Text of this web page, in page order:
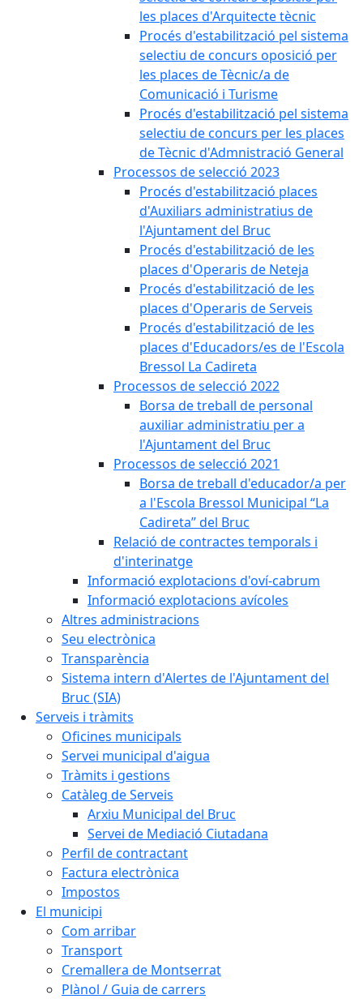
les places d'Arquitecte tècnic
Procés d'estabilització pel sistema
selectiu de concurs oposició per
les places de Tècnic/a de
Comunicació i Turisme
Procés d'estabilització pel sistema
selectiu de concurs per les places
de Tècnic d'Admnistració General
Processos de selecció 2023
Procés d'estabilització places
d'Auxiliars administratius de
l'Ajuntament del Bruc
Procés d'estabilització de les
places d'Operaris de Neteja
Procés d'estabilització de les
places d'Operaris de Serveis
Procés d'estabilització de les
places d'Educadors/es de l'Escola
Bressol La Cadireta
Processos de selecció 2022
Borsa de treball de personal
auxiliar administratiu per a
l'Ajuntament del Bruc
Processos de selecció 2021
Borsa de treball d'educador/a per
a l'Escola Bressol Municipal “La
Cadireta” del Bruc
Relació de contractes temporals i
d'interinatge
Informació explotacions d'oví-cabrum
Informació explotacions avícoles
Altres administracions
Seu electrònica
Transparència
Sistema intern d'Alertes de l'Ajuntament del
Bruc (SIA)
Serveis i tràmits
Oficines municipals
Servei municipal d'aigua
Tràmits i gestions
Catàleg de Serveis
Arxiu Municipal del Bruc
Servei de Mediació Ciutadana
Perfil de contractant
Factura electrònica
Impostos
El municipi
Com arribar
Transport
Cremallera de Montserrat
Plànol / Guia de carrers